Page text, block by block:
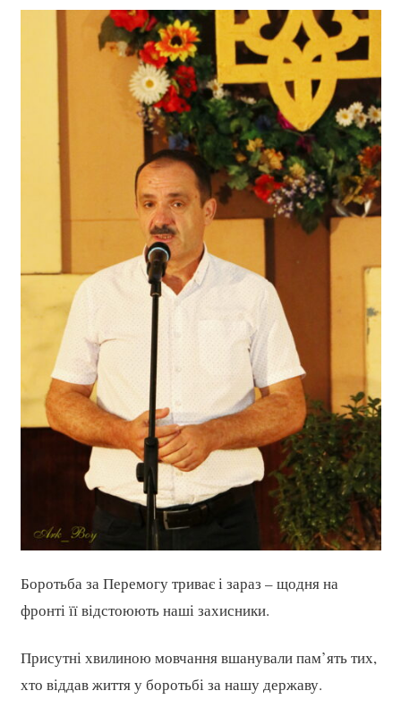
Боротьба за Перемогу триває і зараз – щодня на
фронті її відстоюють наші захисники.
Присутні хвилиною мовчання вшанували пам’ять тих,
хто віддав життя у боротьбі за нашу державу.